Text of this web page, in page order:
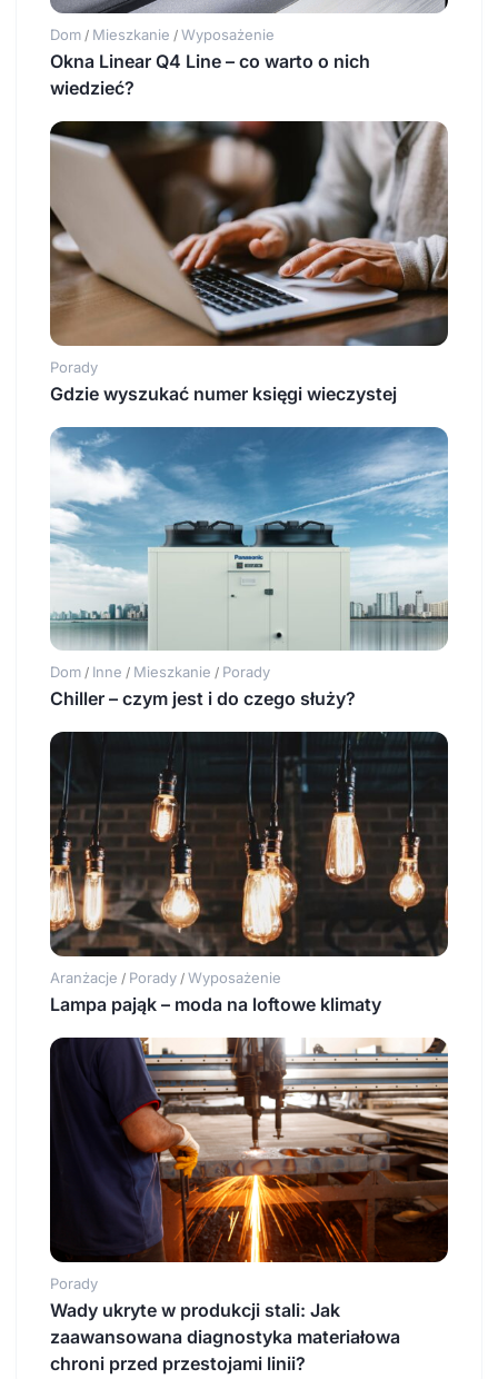
Dom / Mieszkanie / Wyposażenie
Okna Linear Q4 Line – co warto o nich
wiedzieć?
Porady
Gdzie wyszukać numer księgi wieczystej
Dom / Inne / Mieszkanie / Porady
Chiller – czym jest i do czego służy?
Aranżacje / Porady / Wyposażenie
Lampa pająk – moda na loftowe klimaty
Porady
Wady ukryte w produkcji stali: Jak
zaawansowana diagnostyka materiałowa
chroni przed przestojami linii?